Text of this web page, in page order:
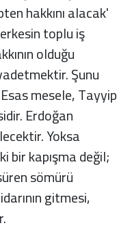
hakkını alacak'
toplu iş
olduğu
Şunu
mesele, Tayyip
Erdoğan
Yoksa
bir kapışma değil;
sömürü
gitmesi,